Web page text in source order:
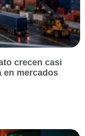
crecen casi
en mercados